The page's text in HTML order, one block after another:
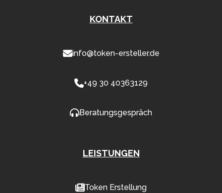
KONTAKT
info@token-ersteller.de
+49 30 40363129
Beratungsgespräch
LEISTUNGEN
Token Erstellung